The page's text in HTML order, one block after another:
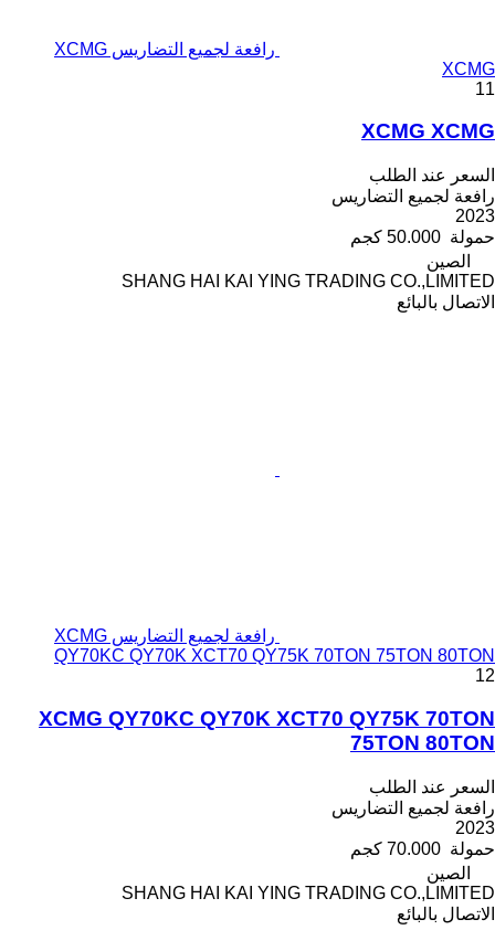
رافعة لجميع التضاريس XCMG
XCMG
11
XCMG XCMG
السعر عند الطلب
رافعة لجميع التضاريس
2023
حمولة 50.000 كجم
الصين
SHANG HAI KAI YING TRADING CO.,LIMITED
الاتصال بالبائع
رافعة لجميع التضاريس XCMG
QY70KC QY70K XCT70 QY75K 70TON 75TON 80TON
12
XCMG QY70KC QY70K XCT70 QY75K 70TON
75TON 80TON
السعر عند الطلب
رافعة لجميع التضاريس
2023
حمولة 70.000 كجم
الصين
SHANG HAI KAI YING TRADING CO.,LIMITED
الاتصال بالبائع